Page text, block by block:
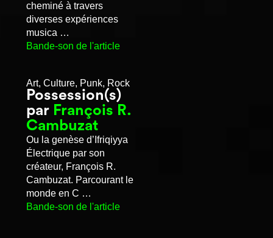
cheminé à travers
diverses expériences
musica …
Bande-son de l'article
Art, Culture, Punk, Rock
Possession(s)
par François R.
Cambuzat
Ou la genèse d’Ifriqiyya
Électrique par son
créateur, François R.
Cambuzat. Parcourant le
monde en C …
Bande-son de l'article